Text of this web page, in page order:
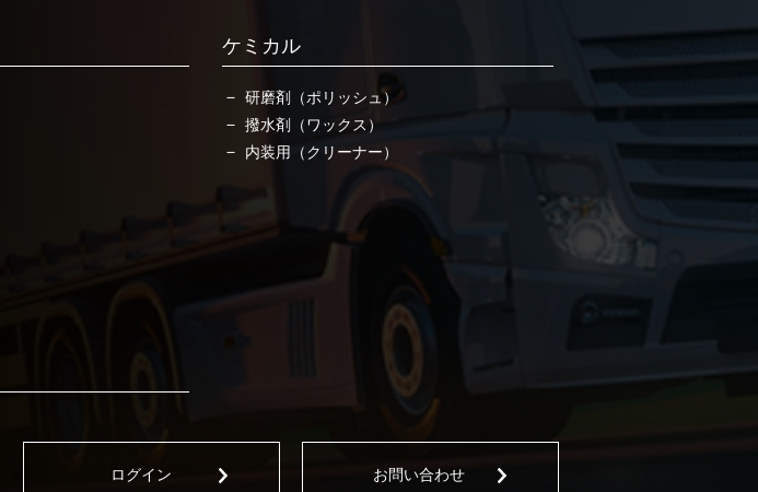
ケミカル
研磨剤（ポリッシュ）
撥水剤（ワックス）
内装用（クリーナー）
ログイン お問い合わせ